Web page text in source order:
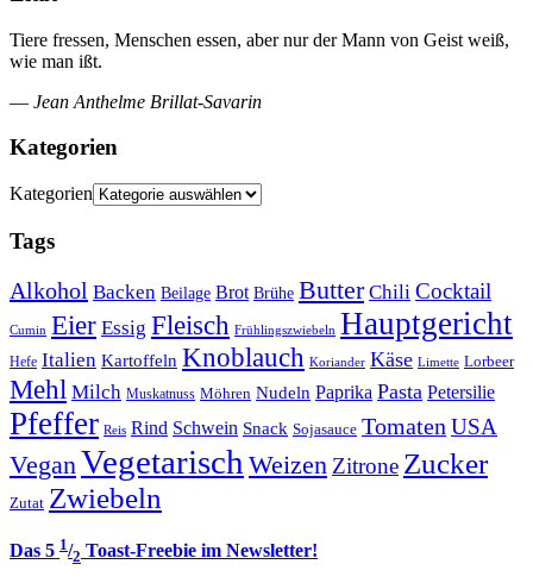
Tiere fressen, Menschen essen, aber nur der Mann von Geist weiß,
wie man ißt.
— Jean Anthelme Brillat-Savarin
Kategorien
Kategorien
Tags
Alkohol Backen Beilage Brot Brühe Butter Chili Cocktail
Cumin Eier Essig Fleisch Frühlingszwiebeln Hauptgericht
Hefe Italien Kartoffeln Knoblauch Koriander Käse Limette Lorbeer
Mehl Milch Muskatnuss Möhren Nudeln Paprika Pasta Petersilie
Pfeffer Reis Rind Schwein Snack Sojasauce TomatenUSA
VeganVegetarisch Weizen Zitrone Zucker
Zutat Zwiebeln
Das 5 1/2 Toast-Freebie im Newsletter!